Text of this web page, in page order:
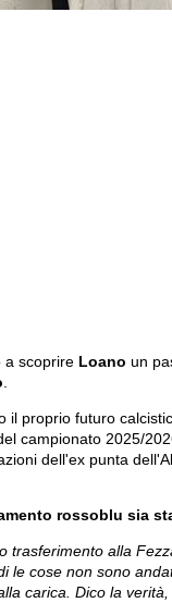
a scoprire Loano un
.
il proprio futuro
campionato 2025/
dell'ex punta
rossoblu sia
trasferimento alla
le cose non sono
carica. Dico la